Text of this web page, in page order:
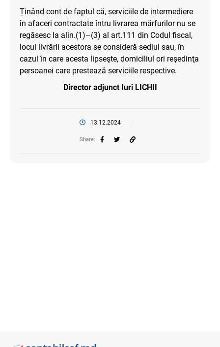
Ținând cont de faptul că, serviciile de intermediere
în afaceri contractate întru livrarea mărfurilor nu se
regăsesc la alin.(1)–(3) al art.111 din Codul fiscal,
locul livrării acestora se consideră sediul sau, în
cazul în care acesta lipseşte, domiciliul ori reşedinţa
persoanei care prestează serviciile respective.
Director adjunct Iuri LICHII
13.12.2024
Share: